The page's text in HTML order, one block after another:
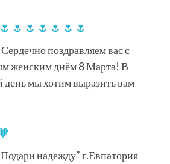
поздравляем вас с
женским днём 8 Марта! В
день мы хотим выразить вам
надежду” г.Евпатория